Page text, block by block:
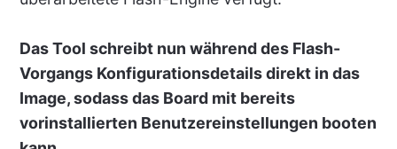
Das Tool schreibt nun während des Flash-
Vorgangs Konfigurationsdetails direkt in das
Image, sodass das Board mit bereits
vorinstallierten Benutzereinstellungen booten